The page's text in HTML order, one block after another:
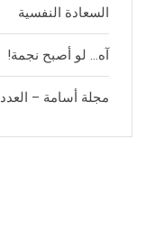
السعادة النفسية
آه… لو أصبح نجمة!
مجلة أسامة – العدد 861